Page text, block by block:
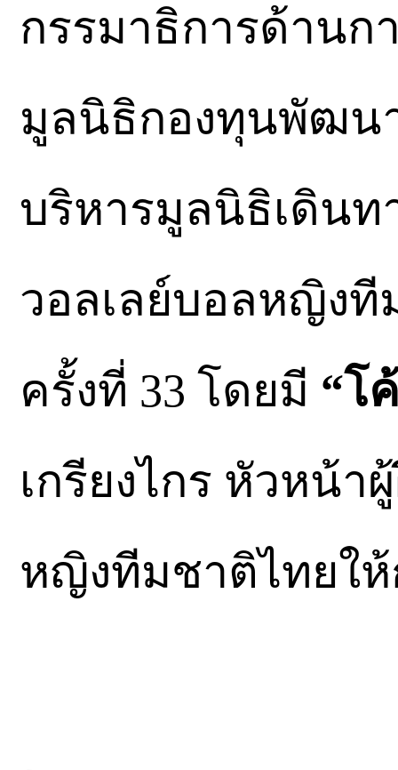
กรรมาธิการด้าน
มูลนิธิกองทุนพัฒน
บริหารมูลนิธิเดินท
วอลเลย์บอลหญิง
ครั้งที่ 33 โดยมี “โ
เกรียงไกร หัวหน้
หญิงทีมชาติไทยใ